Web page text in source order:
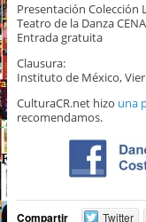
Presentación Colección
Teatro de la Danza
Entrada gratuita
Clausura:
Instituto de México,
CulturaCR.net hizo una
recomendamos.
Compartir Twitter